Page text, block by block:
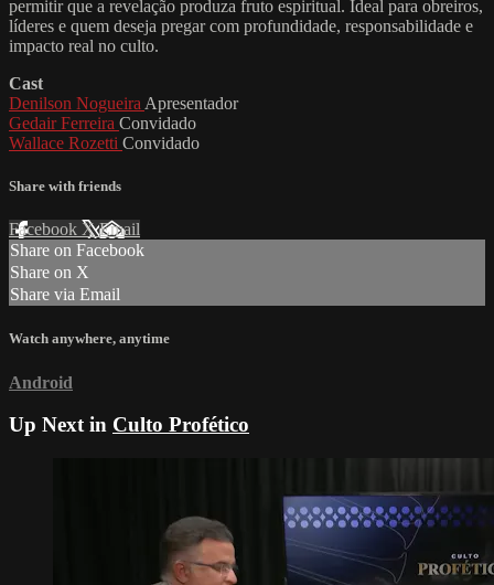
permitir que a revelação produza fruto espiritual. Ideal para obreiros,
líderes e quem deseja pregar com profundidade, responsabilidade e
impacto real no culto.
Cast
Denilson Nogueira Apresentador
Gedair Ferreira Convidado
Wallace Rozetti Convidado
Share with friends
Facebook XEmail
Share on Facebook
Share on X
Share via Email
Watch anywhere, anytime
Android
Up Next in Culto Profético